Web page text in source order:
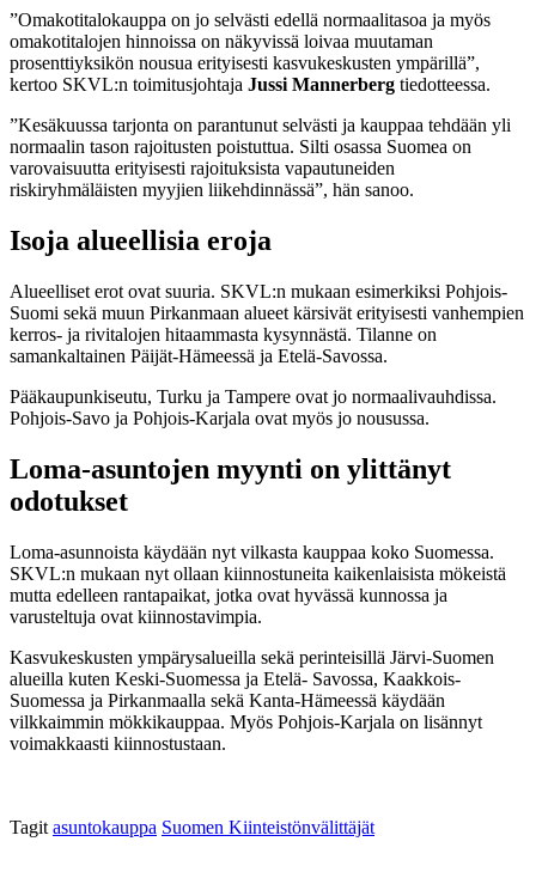
”Omakotitalokauppa on jo selvästi edellä normaalitasoa ja myös
omakotitalojen hinnoissa on näkyvissä loivaa muutaman
prosenttiyksikön nousua erityisesti kasvukeskusten ympärillä”,
kertoo SKVL:n toimitusjohtaja Jussi Mannerberg tiedotteessa.
”Kesäkuussa tarjonta on parantunut selvästi ja kauppaa tehdään yli
normaalin tason rajoitusten poistuttua. Silti osassa Suomea on
varovaisuutta erityisesti rajoituksista vapautuneiden
riskiryhmäläisten myyjien liikehdinnässä”, hän sanoo.
Isoja alueellisia eroja
Alueelliset erot ovat suuria. SKVL:n mukaan esimerkiksi Pohjois-
Suomi sekä muun Pirkanmaan alueet kärsivät erityisesti vanhempien
kerros- ja rivitalojen hitaammasta kysynnästä. Tilanne on
samankaltainen Päijät-Hämeessä ja Etelä-Savossa.
Pääkaupunkiseutu, Turku ja Tampere ovat jo normaalivauhdissa.
Pohjois-Savo ja Pohjois-Karjala ovat myös jo nousussa.
Loma-asuntojen myynti on ylittänyt
odotukset
Loma-asunnoista käydään nyt vilkasta kauppaa koko Suomessa.
SKVL:n mukaan nyt ollaan kiinnostuneita kaikenlaisista mökeistä
mutta edelleen rantapaikat, jotka ovat hyvässä kunnossa ja
varusteltuja ovat kiinnostavimpia.
Kasvukeskusten ympärysalueilla sekä perinteisillä Järvi-Suomen
alueilla kuten Keski-Suomessa ja Etelä- Savossa, Kaakkois-
Suomessa ja Pirkanmaalla sekä Kanta-Hämeessä käydään
vilkkaimmin mökkikauppaa. Myös Pohjois-Karjala on lisännyt
voimakkaasti kiinnostustaan.
Tagit asuntokauppa Suomen Kiinteistönvälittäjät